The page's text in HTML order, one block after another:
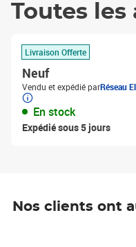
Toutes
Livraison Offerte
Neuf
Vendu et expédié parRéseau
En stock
Expédié sous 5 jours
Nos clients ont